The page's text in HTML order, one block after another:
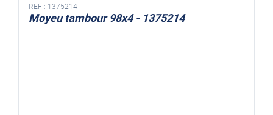
REF : 1375214
Moyeu tambour 98x4 - 1375214